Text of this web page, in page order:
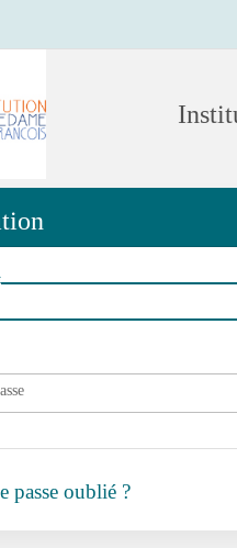
passe oublié ?